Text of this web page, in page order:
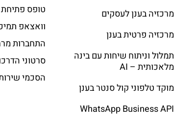
מרכזיה בענן לעסקים
מרכזיה פרטית בענן
תמלול וניתוח שיחות עם בינה
מלאכותית – AI
מוקד טלפוני קול סנטר בענן
WhatsApp Business API
טופס
וואצאפ
התחברות
סרטוני
הסכמי